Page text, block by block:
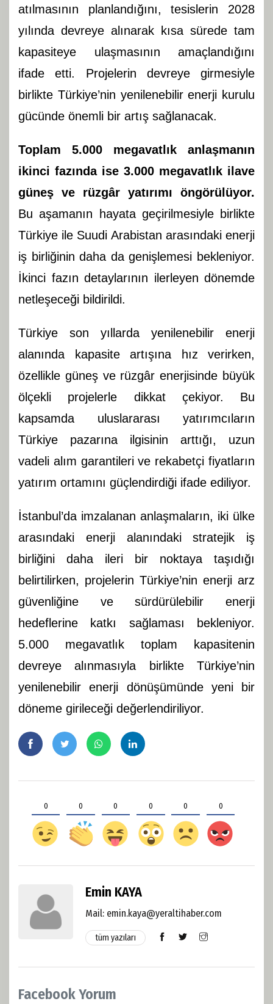
atılmasının planlandığını, tesislerin 2028
yılında devreye alınarak kısa sürede tam
kapasiteye ulaşmasının amaçlandığını
ifade etti. Projelerin devreye girmesiyle
birlikte Türkiye’nin yenilenebilir enerji kurulu
gücünde önemli bir artış sağlanacak.
Toplam 5.000 megavatlık anlaşmanın
ikinci fazında ise 3.000 megavatlık ilave
güneş ve rüzgâr yatırımı öngörülüyor.
Bu aşamanın hayata geçirilmesiyle birlikte
Türkiye ile Suudi Arabistan arasındaki enerji
iş birliğinin daha da genişlemesi bekleniyor.
İkinci fazın detaylarının ilerleyen dönemde
netleşeceği bildirildi.
Türkiye son yıllarda yenilenebilir enerji
alanında kapasite artışına hız verirken,
özellikle güneş ve rüzgâr enerjisinde büyük
ölçekli projelerle dikkat çekiyor. Bu
kapsamda uluslararası yatırımcıların
Türkiye pazarına ilgisinin arttığı, uzun
vadeli alım garantileri ve rekabetçi fiyatların
yatırım ortamını güçlendirdiği ifade ediliyor.
İstanbul’da imzalanan anlaşmaların, iki ülke
arasındaki enerji alanındaki stratejik iş
birliğini daha ileri bir noktaya taşıdığı
belirtilirken, projelerin Türkiye’nin enerji arz
güvenliğine ve sürdürülebilir enerji
hedeflerine katkı sağlaması bekleniyor.
5.000 megavatlık toplam kapasitenin
devreye alınmasıyla birlikte Türkiye’nin
yenilenebilir enerji dönüşümünde yeni bir
döneme girileceği değerlendiriliyor.
0 0 0 0 0 0
Emin KAYA
Mail: emin.kaya@yeraltihaber.com
tüm yazıları
Facebook Yorum